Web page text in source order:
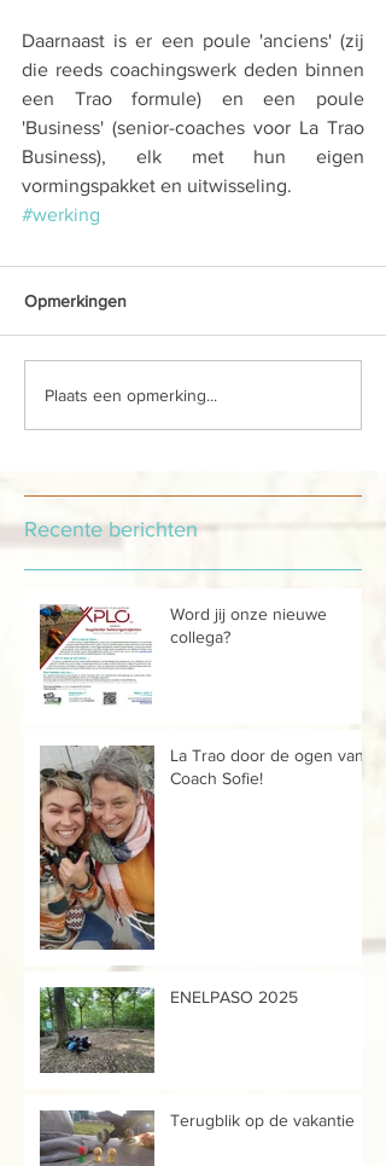
Daarnaast is er een poule 'anciens' (zij
die reeds coachingswerk deden binnen
een Trao formule) en een poule
'Business' (senior-coaches voor La Trao
Business), elk met hun eigen
vormingspakket en uitwisseling.
#werking
Opmerkingen
Plaats een opmerking...
Recente berichten
Word jij onze nieuwe
collega?
La Trao door de ogen van...
Coach Sofie!
ENELPASO 2025
Terugblik op de vakantie